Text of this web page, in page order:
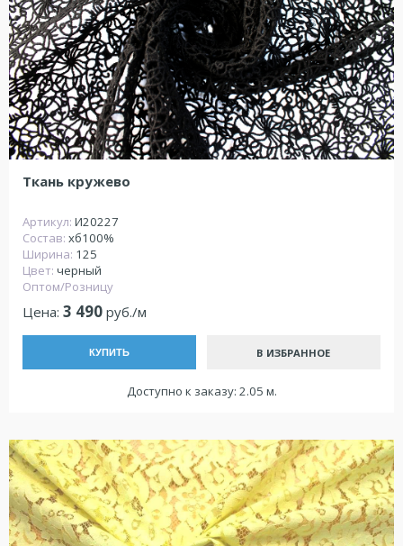
Ткань кружево
Артикул: И20227
Состав: хб100%
Ширина: 125
Цвет: черный
Оптом/Розницу
Цена: 3 490 руб./м
КУПИТЬ В ИЗБРАННОЕ
Доступно к заказу: 2.05 м.